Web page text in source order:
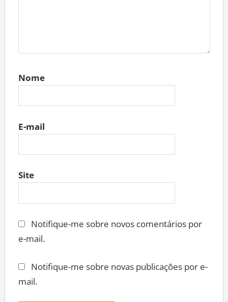
Nome
E-mail
Site
Notifique-me sobre novos comentários por
e-mail.
Notifique-me sobre novas publicações por e-
mail.